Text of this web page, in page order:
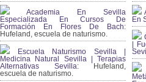
Academia En Sevilla
Especializada En Cursos De
Formación En Flores De Bach:
Hufeland, escuela de naturismo.
Escuela Naturismo Sevilla |
Medicina Natural Sevilla | Terapias
Alternativas Sevilla: Hufeland,
escuela de naturismo.
En
|